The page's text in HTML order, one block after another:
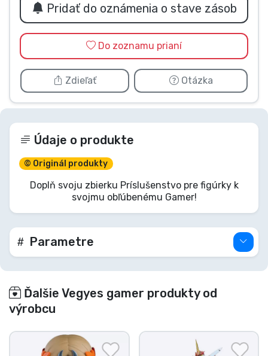
Pridať do oznámenia o stave zásob
Do zoznamu prianí
Zdieľať Otázka
Údaje o produkte
© Originál produkty
Doplň svoju zbierku Príslušenstvo pre figúrky k
svojmu obľúbenému Gamer!
Parametre
Ďalšie Vegyes gamer produkty od
výrobcu